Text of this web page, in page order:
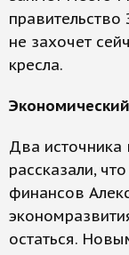
не захочет
кресла.
Два источника
рассказали,
финансов
остаться.